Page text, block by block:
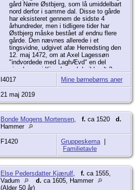
gård Nørre Østbjerg, som lå umiddelbart
nord derfor i samme dal. Disse to gårde
har eksisteret gennem de sidste 4
århundreder, men i tidligere tider har
Østbjerg måske bestået af endnu flere
gårde. Den nævnes allerede i et
tingsvidne, udgivet afæ Herredsting den
12. maj 1472, om at Axel Lagessøn
"indvordede med LaghÆvd" en del
ejendommei Kjær herred deriblandt 3
gårde iØ."
I 1608 - 1620 nævnes i Sdr. Østbjerg
Niels Mogensen, mens der i 1552
nævnes en Mogens Mortensen, som
antagelig er far til Niels.
Else Pedersdatter Kjærulf og hendes
første mand Jørgen Jørgensen boede i
Nr. Østbjerg, og efter mandens død
giftede Else sig med naboen Niels
Mogensen. Det ser ud til at fæstet af Nr.
Østbjerg blev givet til sønnen Jens
Jørgensen Kierulf, som nævnes her i
1610 - 12. Han overlod tilsyneladende
fæstet til søsteren Karens mand Hans
I4017 Mine børnebørns aner
21 maj 2019
Bonde Mogens Mortensen, f. ca 1520 d.
Hammer
F1420 Gruppeskema|
Familietavle
Else Pedersdatter Kjærulf, f. ca 1555,
Vadum
d. ca 1605, Hammer
(Alder 50 år)